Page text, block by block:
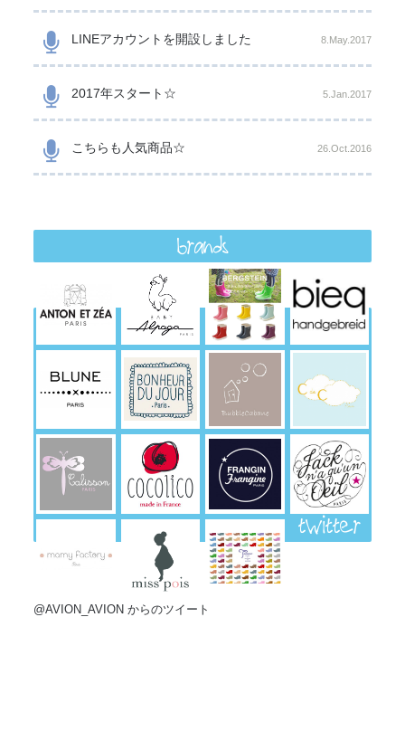
LINEアカウントを開設しました 8.May.2017
2017年スタート☆ 5.Jan.2017
こちらも人気商品☆ 26.Oct.2016
brands
twitter
@AVION_AVION からのツイート